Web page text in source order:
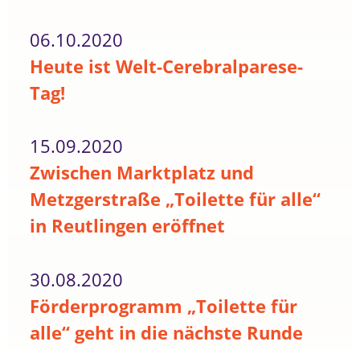
06.10.2020
Heute ist Welt-Cerebralparese-
Tag!
15.09.2020
Zwischen Marktplatz und
Metzgerstraße „Toilette für alle“
in Reutlingen eröffnet
30.08.2020
Förderprogramm „Toilette für
alle“ geht in die nächste Runde